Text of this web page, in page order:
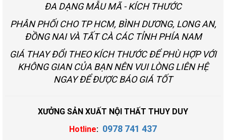
ĐA DẠNG MẪU MÃ - KÍCH THƯỚC
PHÂN PHỐI CHO TP HCM, BÌNH DƯƠNG, LONG AN,
ĐỒNG NAI VÀ TẤT CÀ CÁC TỈNH PHÍA NAM
GIÁ THAY ĐỔI THEO KÍCH THƯỚC ĐỂ PHÙ HỢP VỚI
KHÔNG GIAN CỦA BẠN NÊN VUI LÒNG LIÊN HỆ
NGAY ĐỂ ĐƯỢC BÁO GIÁ TỐT
XƯỞNG SẢN XUẤT NỘI THẤT THUY DUY
Hotline: 0978 741 437